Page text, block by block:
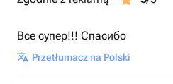
Все супер!!! Спасибо
Przetłumacz na Polski